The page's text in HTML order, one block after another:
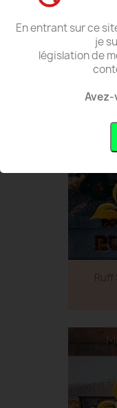
Ruff
En entrant sur ce
je
législation de
Avez-